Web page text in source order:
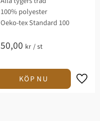
100% polyester
Oeko-tex Standard 100
50,00 kr /st